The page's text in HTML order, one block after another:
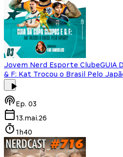
Jovem Nerd Esporte ClubeGUIA
& F: Kat Trocou o Brasil Pelo
Ep. 03
13.mai.26
1h40